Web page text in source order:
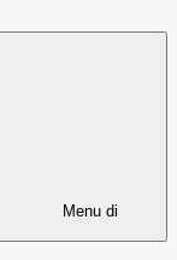
Menu di